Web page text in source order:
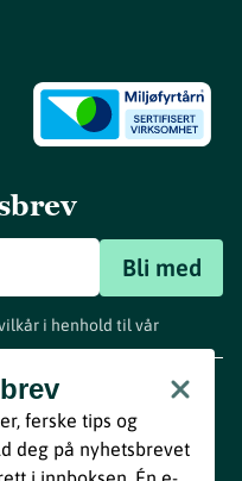
Bli med
i henhold til vår
ferske tips og
deg på nyhetsbrevet